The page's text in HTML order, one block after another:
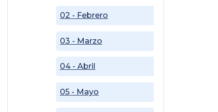
02 - Febrero
03 - Marzo
04 - Abril
05 - Mayo